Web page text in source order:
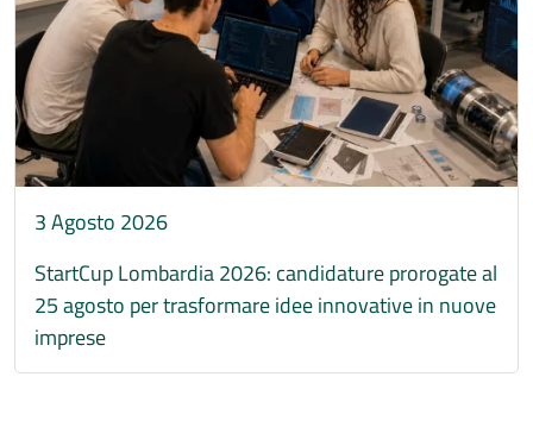
3 Agosto 2026
StartCup Lombardia 2026: candidature prorogate al
25 agosto per trasformare idee innovative in nuove
imprese